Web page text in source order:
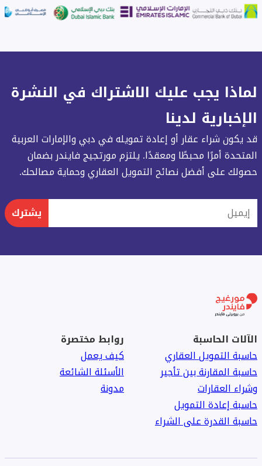
لماذا يجب عليك الاشتراك في النشرة
الإخبارية لدينا
قد يكون شراء عقار أو إعادة تمويله في دبي والإمارات العربية
المتحدة أمرًا محبطًا ومعقدًا. يلتزم مورتجيج فايندر بضمان
حصولك على أفضل نصائح التمويل العقاري وحماية مصالحك.
إيميل يشترك
الآلات الحاسبة
حاسبة التمويل العقاري
حاسبة المقارنة بين تأجير
وشراء العقارات
حاسبة إعادة التمويل
حاسبة القدرة على الشراء
روابط مختصرة
كيف يعمل
الأسئلة الشائعة
مدونة